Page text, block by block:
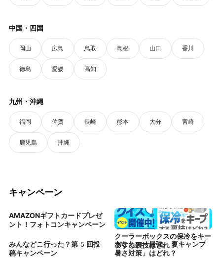
中国・四国
岡山 広島 鳥取 島根 山口 香川
徳島 愛媛 高知
九州・沖縄
福岡 佐賀 長崎 熊本 大分 宮崎
鹿児島 沖縄
キャンペーン
AMAZONギフトカードプレゼ
ント！フォトコンキャンペーン
クーラーボックスの保冷をキー
プする裏技はどれ？
みんなどこ行った？第5回投
稿キャンペーン
あなたの「最強 夏キャンプ
暑さ対策」はどれ？